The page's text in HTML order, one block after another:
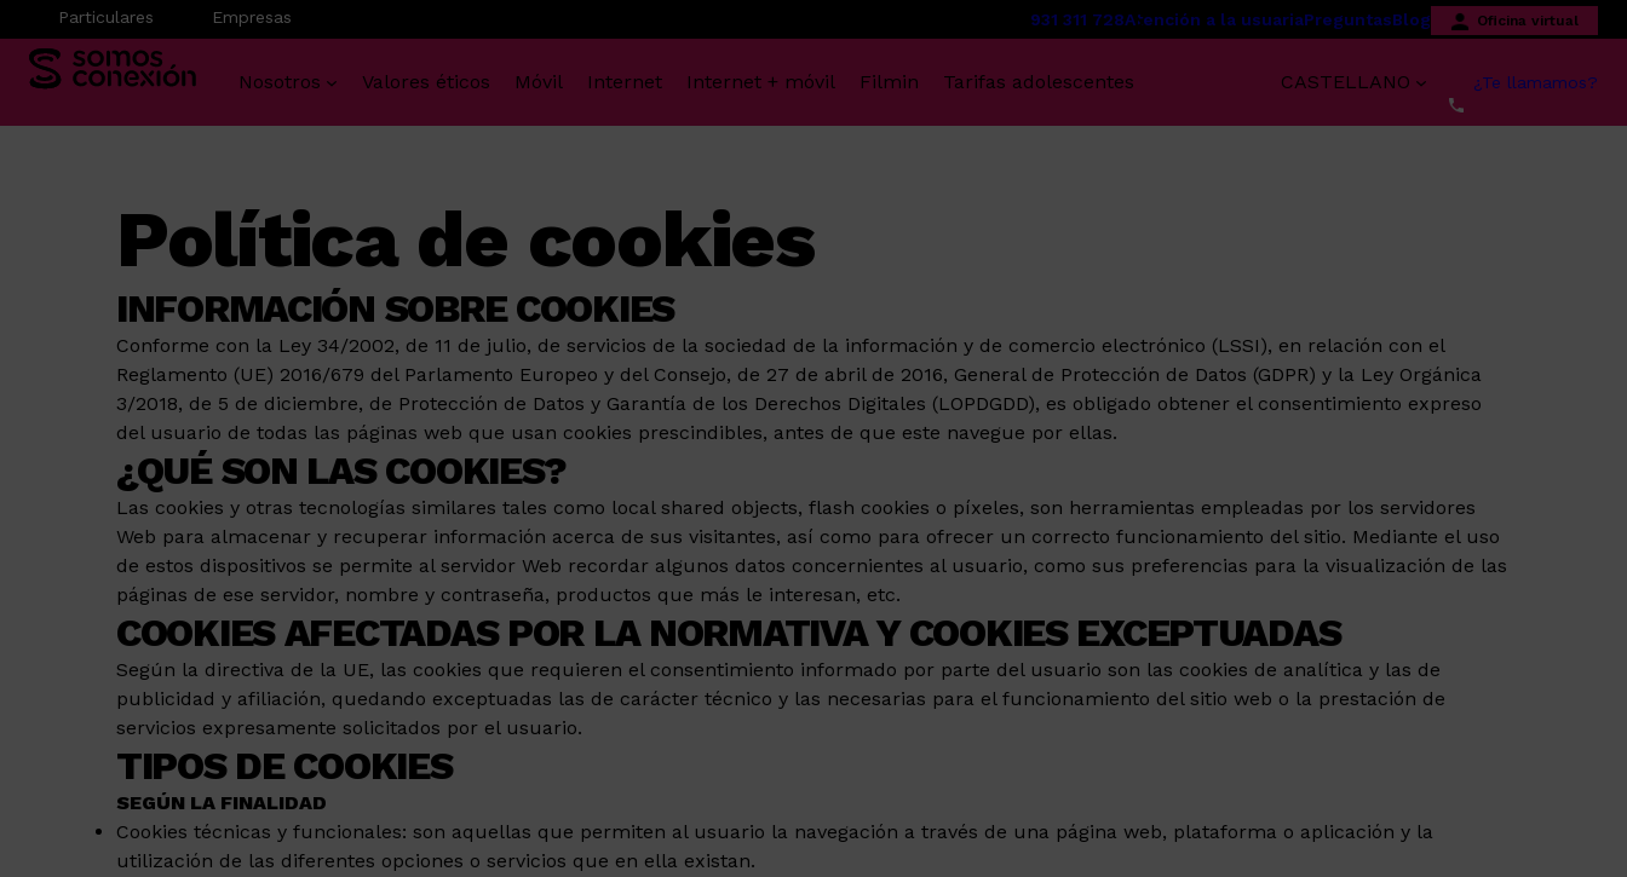
Particulares Empresas 931 311 728Atención a la usuariaPreguntasBlog Oficina virtual
Nosotros Valores éticos Móvil Internet Internet + móvil Filmin Tarifas adolescentes CASTELLANO ¿Te llamamos?
Política de cookies
INFORMACIÓN SOBRE COOKIES
Conforme con la Ley 34/2002, de 11 de julio, de servicios de la sociedad de la información y de comercio electrónico (LSSI), en relación con el
Reglamento (UE) 2016/679 del Parlamento Europeo y del Consejo, de 27 de abril de 2016, General de Protección de Datos (GDPR) y la Ley Orgánica
3/2018, de 5 de diciembre, de Protección de Datos y Garantía de los Derechos Digitales (LOPDGDD), es obligado obtener el consentimiento expreso
del usuario de todas las páginas web que usan cookies prescindibles, antes de que este navegue por ellas.
¿QUÉ SON LAS COOKIES?
Las cookies y otras tecnologías similares tales como local shared objects, flash cookies o píxeles, son herramientas empleadas por los servidores
Web para almacenar y recuperar información acerca de sus visitantes, así como para ofrecer un correcto funcionamiento del sitio. Mediante el uso
de estos dispositivos se permite al servidor Web recordar algunos datos concernientes al usuario, como sus preferencias para la visualización de las
páginas de ese servidor, nombre y contraseña, productos que más le interesan, etc.
COOKIES AFECTADAS POR LA NORMATIVA Y COOKIES EXCEPTUADAS
Según la directiva de la UE, las cookies que requieren el consentimiento informado por parte del usuario son las cookies de analítica y las de
publicidad y afiliación, quedando exceptuadas las de carácter técnico y las necesarias para el funcionamiento del sitio web o la prestación de
servicios expresamente solicitados por el usuario.
TIPOS DE COOKIES
SEGÚN LA FINALIDAD
Cookies técnicas y funcionales: son aquellas que permiten al usuario la navegación a través de una página web, plataforma o aplicación y la
utilización de las diferentes opciones o servicios que en ella existan.